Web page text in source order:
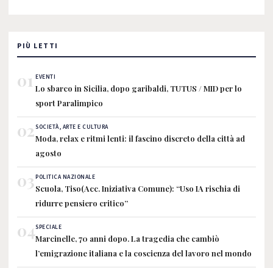
PIÙ LETTI
01 EVENTI
Lo sbarco in Sicilia, dopo garibaldi, TUTUS / MID per lo
sport Paralimpico
02SOCIETÀ, ARTE E CULTURA
Moda, relax e ritmi lenti: il fascino discreto della città ad
agosto
03POLITICA NAZIONALE
Scuola, Tiso(Acc. Iniziativa Comune): “Uso IA rischia di
ridurre pensiero critico”
04SPECIALE
Marcinelle, 70 anni dopo. La tragedia che cambiò
l’emigrazione italiana e la coscienza del lavoro nel mondo